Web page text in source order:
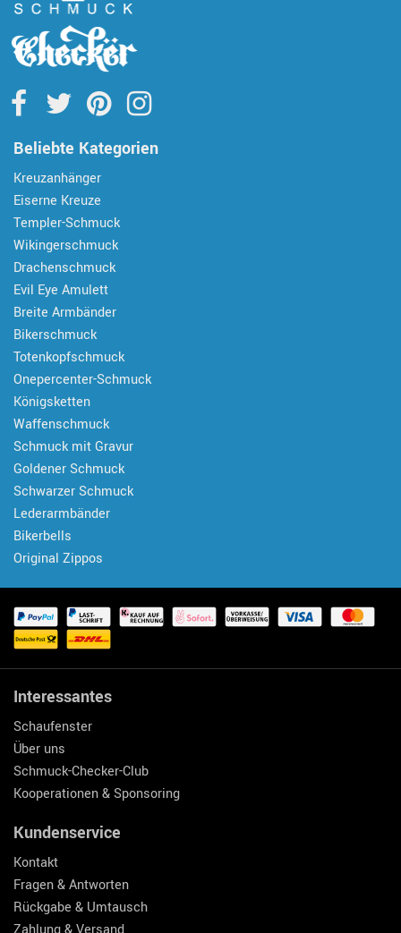
Beliebte Kategorien
Kreuzanhänger
Eiserne Kreuze
Templer-Schmuck
Wikingerschmuck
Drachenschmuck
Evil Eye Amulett
Breite Armbänder
Bikerschmuck
Totenkopfschmuck
Onepercenter-Schmuck
Königsketten
Waffenschmuck
Schmuck mit Gravur
Goldener Schmuck
Schwarzer Schmuck
Lederarmbänder
Bikerbells
Original Zippos
Interessantes
Schaufenster
Über uns
Schmuck-Checker-Club
Kooperationen & Sponsoring
Kundenservice
Kontakt
Fragen & Antworten
Rückgabe & Umtausch